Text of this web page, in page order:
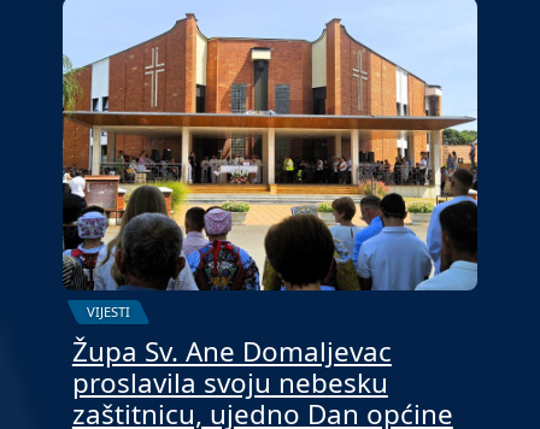
VIJESTI
Župa Sv. Ane Domaljevac
proslavila svoju nebesku
zaštitnicu, ujedno Dan općine